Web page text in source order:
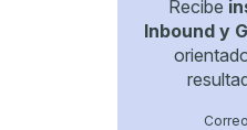
Recibe
Inbound y